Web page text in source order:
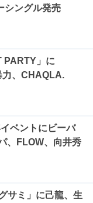
シングル発売
PARTY」に
、CHAQLA.
ベントにビーバ
、FLOW、向井秀
サミ」に己龍、生